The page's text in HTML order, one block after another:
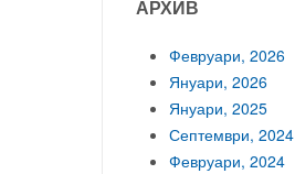
АРХИВ
Февруари, 2026
Януари, 2026
Януари, 2025
Септември, 2024
Февруари, 2024